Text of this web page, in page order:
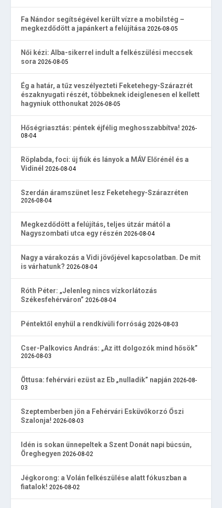
Fa Nándor segítségével került vízre a mobilstég –
megkezdődött a japánkert a felújítása 2026-08-05
Női kézi: Alba-sikerrel indult a felkészülési meccsek
sora 2026-08-05
Ég a határ, a tűz veszélyezteti Feketehegy-Szárazrét
északnyugati részét, többeknek ideiglenesen el kellett
hagyniuk otthonukat 2026-08-05
Hőségriasztás: péntek éjfélig meghosszabbítva! 2026-
08-04
Röplabda, foci: új fiúk és lányok a MÁV Előrénél és a
Vidinél 2026-08-04
Szerdán áramszünet lesz Feketehegy-Szárazréten
2026-08-04
Megkezdődött a felújítás, teljes útzár mától a
Nagyszombati utca egy részén 2026-08-04
Nagy a várakozás a Vidi jövőjével kapcsolatban. De mit
is várhatunk? 2026-08-04
Róth Péter: „Jelenleg nincs vízkorlátozás
Székesfehérváron” 2026-08-04
Péntektől enyhül a rendkívüli forróság 2026-08-03
Cser-Palkovics András: „Az itt dolgozók mind hősök”
2026-08-03
Öttusa: fehérvári ezüst az Eb „nulladik” napján 2026-08-
03
Szeptemberben jön a Fehérvári Esküvőkorzó Őszi
Szalonja! 2026-08-03
Idén is sokan ünnepeltek a Szent Donát napi búcsún,
Öreghegyen 2026-08-02
Jégkorong: a Volán felkészülése alatt fókuszban a
fiatalok! 2026-08-02